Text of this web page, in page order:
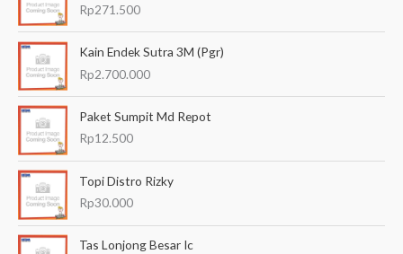
u
n
u
Rp271.500
Kain Endek Sutra 3M (Pgr)
Rp2.700.000
Paket Sumpit Md Repot
Rp12.500
Topi Distro Rizky
Rp30.000
Tas Lonjong Besar Ic